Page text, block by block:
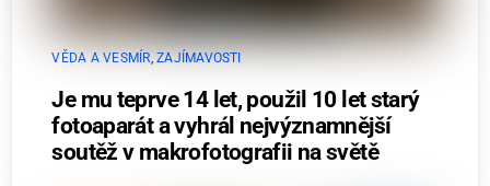
VĚDA A VESMÍR,ZAJÍMAVOSTI
Je mu teprve 14 let, použil 10 let starý
fotoaparát a vyhrál nejvýznamnější
soutěž v makrofotografii na světě